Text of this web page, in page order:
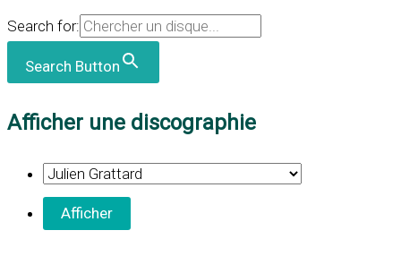
Search for:
Search Button
Afficher une discographie